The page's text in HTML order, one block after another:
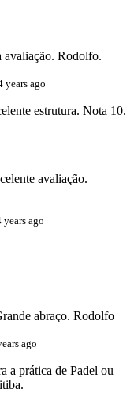
avaliação. Rodolfo.
years ago
estrutura. Nota 10.
avaliação.
years ago
abraço. Rodolfo
ago
a prática de Padel ou